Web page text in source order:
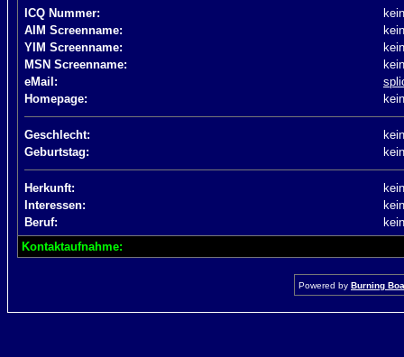
ICQ Nummer:
AIM Screenname:
YIM Screenname:
MSN Screenname:
eMail:
Homepage:
Geschlecht:
Geburtstag:
Herkunft:
Interessen:
Beruf:
Kontaktaufnahme:
Powered by Burning